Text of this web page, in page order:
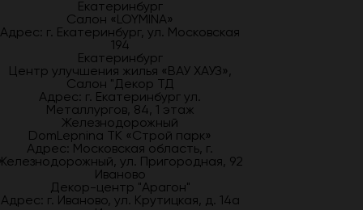
Екатеринбург
Салон «LOYMINA»
Адрес: г. Екатеринбург, ул. Московская
194
Екатеринбург
Центр улучшения жилья «ВАУ ХАУЗ»,
Салон "Декор ТД
Адрес: г. Екатеринбург ул.
Металлургов, 84, 1 этаж
Железнодорожный
DomLepnina ТК «Строй парк»
Адрес: Московская область, г.
ул. Пригородная, 92
Иваново
Декор-центр "Арагон"
Адрес: г. Иваново, ул. Крутицкая, д. 14а